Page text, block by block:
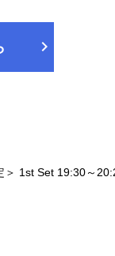
chevron_right
1st Set 19:30～